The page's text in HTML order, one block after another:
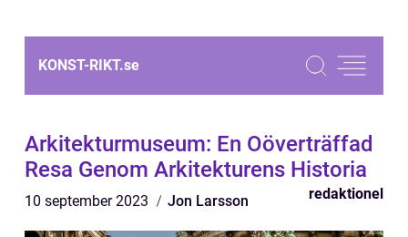
KONST-RIKT.se
Arkitekturmuseum: En Oöverträffad
Resa Genom Arkitekturens Historia
10 september 2023 Jon Larsson redaktionel